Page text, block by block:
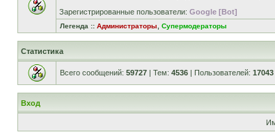
Зарегистрированные пользователи: Google [Bot]
Легенда :: Администраторы Супермодераторы
Статистика
Всего сообщений: 59727 | Тем: 4536 | Пользователей: 17043
Вход